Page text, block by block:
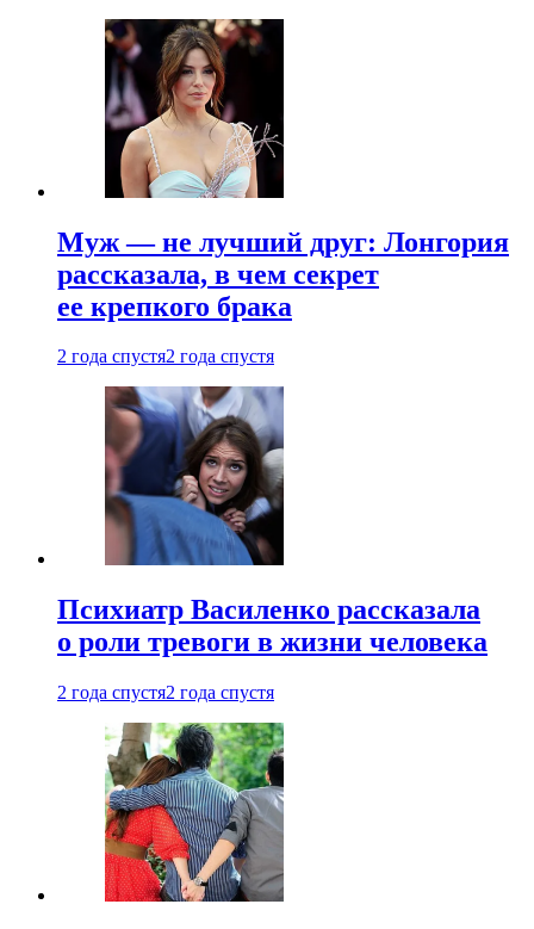
Муж — не лучший друг: Лонгория
рассказала, в чем секрет
ее крепкого брака
2 года спустя2 года спустя
Психиатр Василенко рассказала
о роли тревоги в жизни человека
2 года спустя2 года спустя